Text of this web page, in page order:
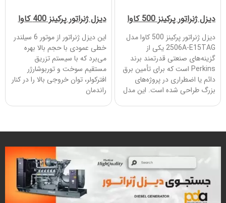
دیزل ژنراتور پرکینز 500 کاوا
دیزل ژنراتور پرکینز 500 کاوا مدل
2506A-E15TAG یکی از
گزینه‌های صنعتی قدرتمند برند
Perkins است که برای تأمین برق
دائم یا اضطراری در پروژه‌های
بزرگ طراحی شده است. این مدل
دیزل ژنراتور پرکینز 400 کاوا
این دیزل ژنراتور از موتور 6 سیلندر
خطی عمودی با حجم بالا بهره
می‌برد که با سیستم تزریق
مستقیم سوخت و توربوشارژر
افترکولر، توان خروجی بالا را در کنار
راندمان